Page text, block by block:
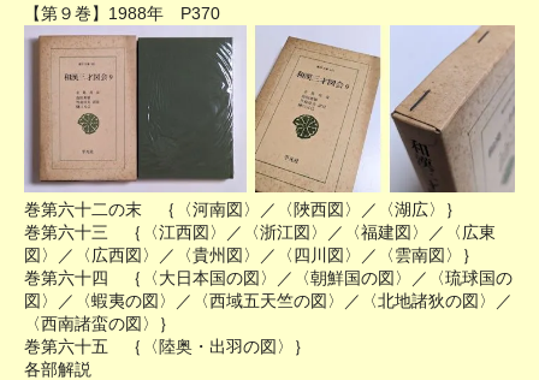
【第９巻】1988年 P370
巻第六十二の末 ｛〈河南図〉／〈陜西図〉／〈湖広〉｝
巻第六十三 ｛〈江西図〉／〈浙江図〉／〈福建図〉／〈広東
図〉／〈広西図〉／〈貴州図〉／〈四川図〉／〈雲南図〉｝
巻第六十四 ｛〈大日本国の図〉／〈朝鮮国の図〉／〈琉球国の
図〉／〈蝦夷の図〉／〈西域五天竺の図〉／〈北地諸狄の図〉／
〈西南諸蛮の図〉｝
巻第六十五 ｛〈陸奥・出羽の図〉｝
各部解説